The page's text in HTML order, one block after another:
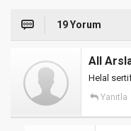
19 Yorum
All
Helal
Yanıtla